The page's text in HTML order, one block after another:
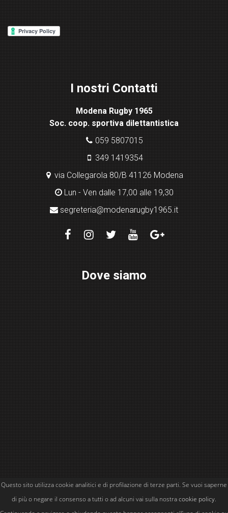
Questo sito utilizza cookie analitici e di profilazione di terze parti. Se vuoi saperne
di più o negare il consenso a tutti o ad alcuni vai sulla nostracookie policy.
I nostri Contatti
Modena Rugby 1965
Soc. coop. sportiva dilettantistica
059 5807015
349 1419354
via Collegarola 80/B 41126 Modena
Lun - Ven dalle 17,00 alle 19,30
segreteria@modenarugby1965.it
Dove siamo